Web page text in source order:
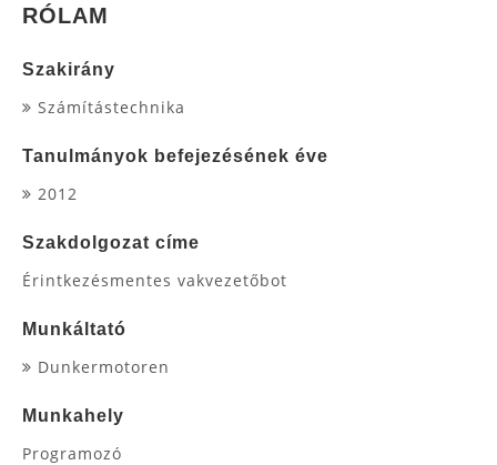
RÓLAM
Szakirány
Számítástechnika
Tanulmányok befejezésének éve
2012
Szakdolgozat címe
Érintkezésmentes vakvezetőbot
Munkáltató
Dunkermotoren
Munkahely
Programozó